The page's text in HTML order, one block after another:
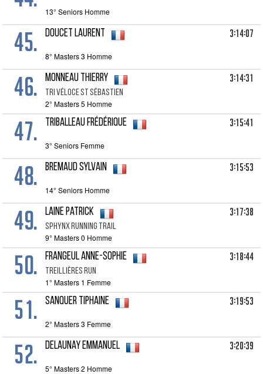
13° Seniors Homme
45. DOUCET Laurent 3:14:07
8° Masters 3 Homme
46. MONNEAU Thierry
TRI VÉLOCE ST SÉBASTIEN
3:14:31
2° Masters 5 Homme
47. TRIBALLEAU Frédérique 3:15:41
3° Seniors Femme
48. BREMAUD Sylvain 3:15:53
14° Seniors Homme
49. LAINE Patrick
SPHYNX RUNNING TRAIL
3:17:38
9° Masters 0 Homme
50. FRANGEUL Anne-Sophie
TREILLIÈRES RUN
3:18:44
1° Masters 1 Femme
51. SANQUER Tiphaine 3:19:53
2° Masters 3 Femme
52. DELAUNAY Emmanuel 3:20:39
5° Masters 2 Homme